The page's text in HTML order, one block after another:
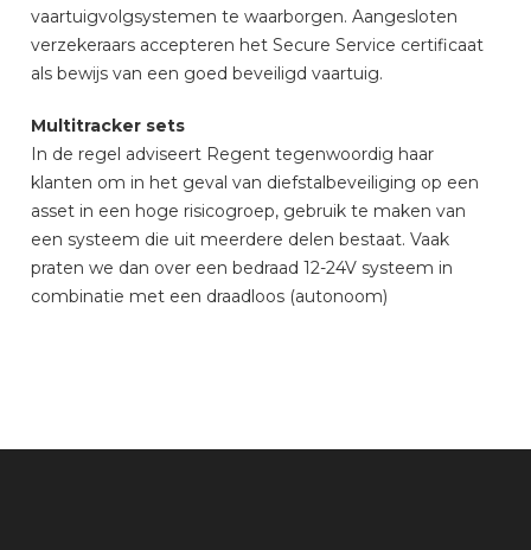
vaartuigvolgsystemen te waarborgen. Aangesloten
verzekeraars accepteren het Secure Service certificaat
als bewijs van een goed beveiligd vaartuig.
Multitracker sets
In de regel adviseert Regent tegenwoordig haar
klanten om in het geval van diefstalbeveiliging op een
asset in een hoge risicogroep, gebruik te maken van
een systeem die uit meerdere delen bestaat. Vaak
praten we dan over een bedraad 12-24V systeem in
combinatie met een draadloos (autonoom)